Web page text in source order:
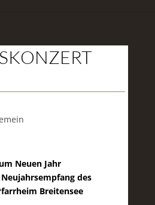
Neuen Jahr
des
Breitensee